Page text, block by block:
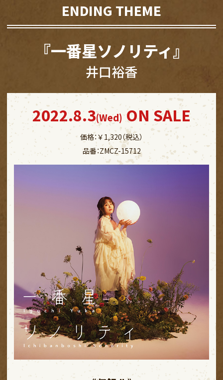
ENDING THEME
『一番星ソノリティ』
井口裕香
2022.8.3(Wed)ON SALE
価格：￥1,320（税込）
品番：ZMCZ-15712